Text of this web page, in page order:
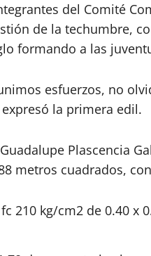
del Comité
de la techumbre,
formando a las
esfuerzos, no
la primera edil.
Plascencia
metros cuadrados,
210 kg/cm2 de 0.40 x